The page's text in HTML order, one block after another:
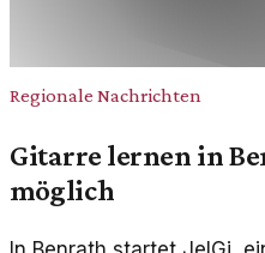
Regionale Nachrichten
Gitarre lernen in
möglich